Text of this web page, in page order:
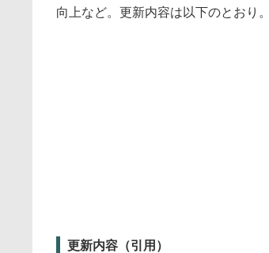
向上など。更新内容は以下のとおり。
更新内容（引用）